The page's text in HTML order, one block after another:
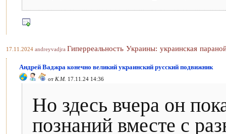
17.11.2024 andreyvadjra Гиперреальность Украины: украинская
Андрей Ваджра конечно великий украинский русский подвижник
от К.М. 17.11.24 14:36
Но здесь вчера он
познаний вместе с